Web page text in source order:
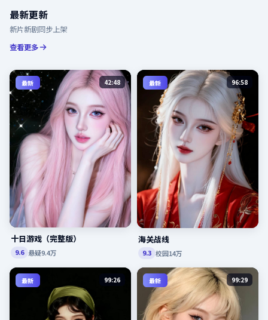
最新更新
新片新剧同步上架
查看更多
最新 42:48
十日游戏（完整版）
9.6 悬疑9.4万
最新 96:58
海关战线
9.3 校园14万
最新 99:26 最新 99:29